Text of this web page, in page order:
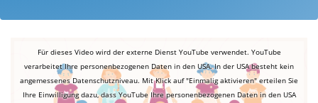
Für dieses Video wird der externe Dienst YouTube verwendet. YouTube
verarbeitet Ihre personenbezogenen Daten in den USA. In der USA besteht kein
angemessenes Datenschutzniveau. Mit Klick auf "Einmalig aktivieren" erteilen Sie
Ihre Einwilligung dazu, dass YouTube Ihre personenbezogenen Daten in den USA